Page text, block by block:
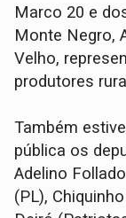
Marco 20 e
Monte Negro,
Velho,
produtores
Também
pública os
Adelino
(PL),